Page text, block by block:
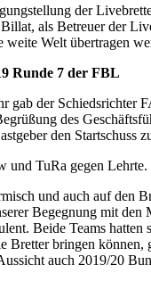
der
als Betreuer der
weite Welt übertragen
Runde 7 der FBL
gab der Schiedsrichter
des
den Startschuss
und TuRa gegen Lehrte.
und auch auf den
Begegnung mit den
Beide Teams hatten
Bretter bringen können,
auch 2019/20